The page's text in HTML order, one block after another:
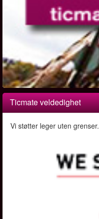
Ticmate veldedighet
Vi støtter leger uten grenser.